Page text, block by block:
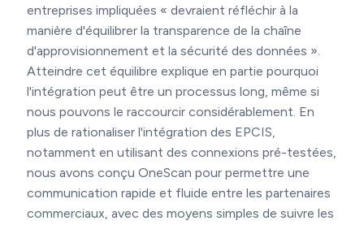
entreprises impliquées « devraient réfléchir à la
manière d'équilibrer la transparence de la chaîne
d'approvisionnement et la sécurité des données ».
Atteindre cet équilibre explique en partie pourquoi
l'intégration peut être un processus long, même si
nous pouvons le raccourcir considérablement. En
plus de rationaliser l'intégration des EPCIS,
notamment en utilisant des connexions pré-testées,
nous avons conçu OneScan pour permettre une
communication rapide et fluide entre les partenaires
commerciaux, avec des moyens simples de suivre les